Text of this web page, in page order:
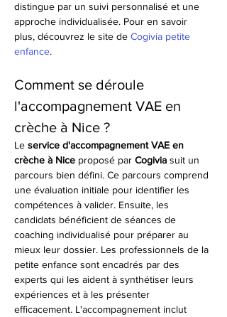
distingue par un suivi personnalisé et une
approche individualisée. Pour en savoir
plus, découvrez le site de Cogivia petite
enfance.
Comment se déroule
l'accompagnement VAE en
crèche à Nice ?
Le service d'accompagnement VAE en
crèche à Nice proposé par Cogivia suit un
parcours bien défini. Ce parcours comprend
une évaluation initiale pour identifier les
compétences à valider. Ensuite, les
candidats bénéficient de séances de
coaching individualisé pour préparer au
mieux leur dossier. Les professionnels de la
petite enfance sont encadrés par des
experts qui les aident à synthétiser leurs
expériences et à les présenter
efficacement. L'accompagnement inclut